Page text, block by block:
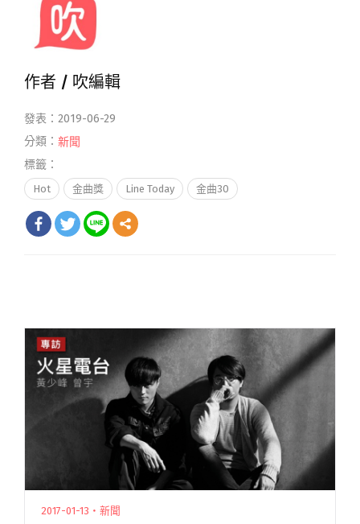
作者 / 吹編輯
發表：2019-06-29
分類： 新聞
標籤：
Hot 金曲獎 Line Today 金曲30
2017-01-13・新聞